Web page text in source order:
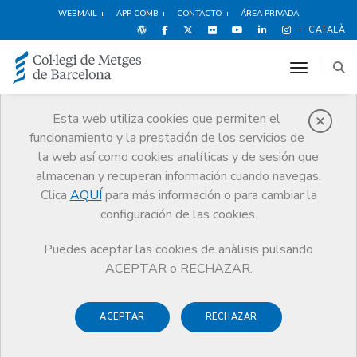
WEBMAIL APP COMB CONTACTO ÁREA PRIVADA
CATALÀ
Esta web utiliza cookies que permiten el
funcionamiento y la prestación de los servicios de
la web así como cookies analíticas y de sesión que
almacenan y recuperan información cuando navegas.
Clica AQUÍ para más información o para cambiar la
configuración de las cookies.
Puedes aceptar las cookies de anàlisis pulsando
ACEPTAR o RECHAZAR.
ACEPTAR RECHAZAR
toggle
Médicos
Trámites
Incapacidad Temporal por maternidad/paternidad
maternidad/paternidad